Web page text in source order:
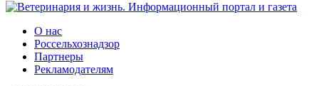
О нас
Россельхознадзор
Партнеры
Рекламодателям